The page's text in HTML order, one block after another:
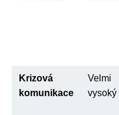
Krizová
komunikace
Velmi
vysoký